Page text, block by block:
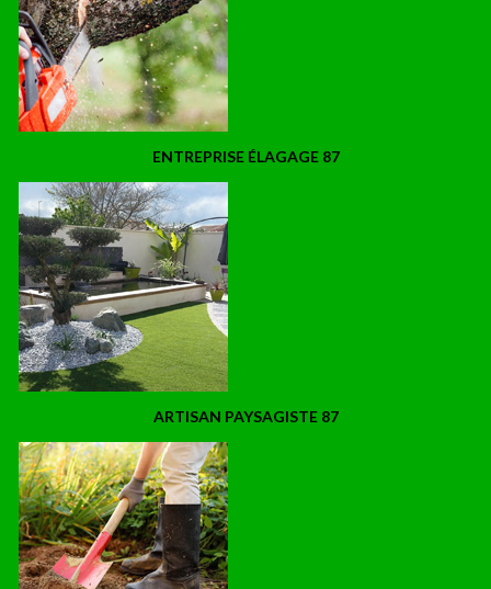
ENTREPRISE ÉLAGAGE 87
ARTISAN PAYSAGISTE 87